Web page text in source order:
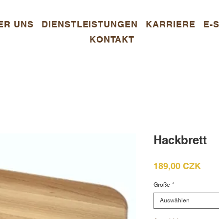
UNS DIENSTLEISTUNGEN KARRIERE
E-
KONTAKT
Hackbrett
189,00 CZKPreis
Größe *
Auswählen